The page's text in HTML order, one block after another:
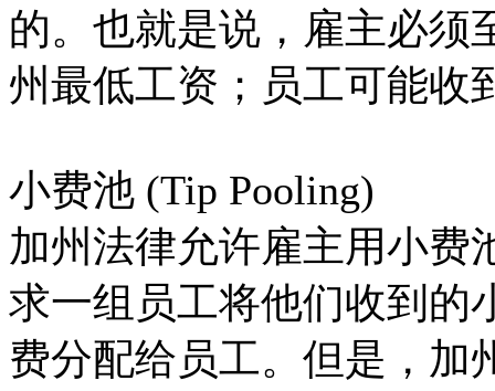
的。也就是说，雇主必须
州最低工资；员工可能收
小费池 (Tip Pooling)
加州法律允许雇主用小费
求一组员工将他们收到的
费分配给员工。但是，加